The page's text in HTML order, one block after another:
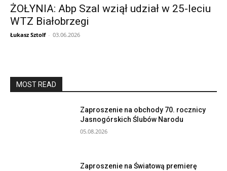
ŻOŁYNIA: Abp Szal wziął udział w 25-leciu
WTZ Białobrzegi
Łukasz Sztolf - 03.06.2026
MOST READ
Zaproszenie na obchody 70. rocznicy
Jasnogórskich Ślubów Narodu
05.08.2026
Zaproszenie na Światową premierę